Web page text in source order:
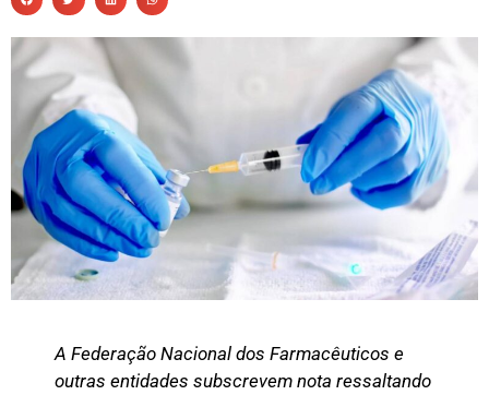
A Federação Nacional dos Farmacêuticos e
outras entidades subscrevem nota ressaltando